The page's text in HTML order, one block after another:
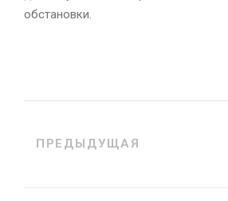
обстановки.
ПРЕДЫДУЩАЯ